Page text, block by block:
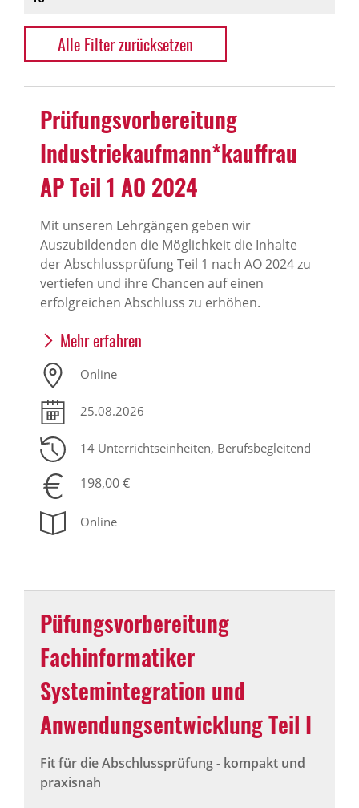
Alle Filter zurücksetzen
Prüfungsvorbereitung
Industriekaufmann*kauffrau
AP Teil 1 AO 2024
Mit unseren Lehrgängen geben wir
Auszubildenden die Möglichkeit die Inhalte
der Abschlussprüfung Teil 1 nach AO 2024 zu
vertiefen und ihre Chancen auf einen
erfolgreichen Abschluss zu erhöhen.
Mehr erfahren
Online
25.08.2026
14 Unterrichtseinheiten, Berufsbegleitend
198,00 €
Online
Püfungsvorbereitung
Fachinformatiker
Systemintegration und
Anwendungsentwicklung Teil I
Fit für die Abschlussprüfung - kompakt und
praxisnah